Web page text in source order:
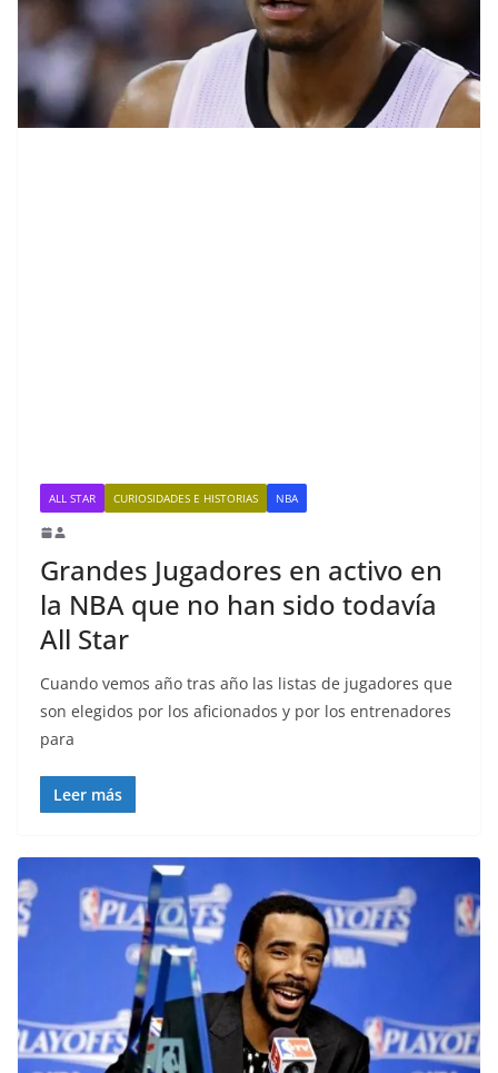
ALL STAR CURIOSIDADES E HISTORIAS NBA
Grandes Jugadores en activo en
la NBA que no han sido todavía
All Star
Cuando vemos año tras año las listas de jugadores que
son elegidos por los aficionados y por los entrenadores
para
Leer más